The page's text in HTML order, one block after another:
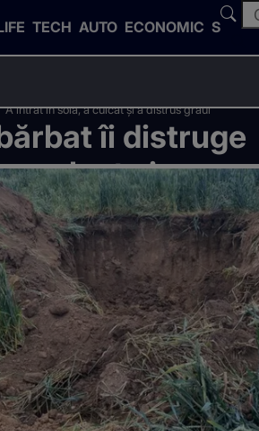
TECH AUTO ECONOMIC SPORT
intrat în solă, a culcat și a distrus grâul”
îi distruge
culcat și a